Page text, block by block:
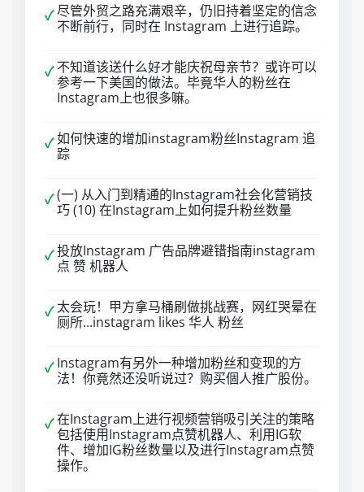
✓尽管外贸之路充满艰辛，仍旧持着坚定的信念
不断前行，同时在 Instagram 上进行追踪。
✓ 不知道该送什么好才能庆祝母亲节？或许可以
参考一下美国的做法。毕竟华人的粉丝在
Instagram上也很多嘛。
✓如何快速的增加instagram粉丝Instagram 追
踪
✓(一) 从入门到精通的Instagram社会化营销技
巧 (10) 在Instagram上如何提升粉丝数量
✓投放Instagram 广告品牌避错指南instagram
点 赞 机器人
✓ 太会玩！甲方拿马桶刷做挑战赛，网红哭晕在
厕所...instagram likes 华人 粉丝
✓ Instagram有另外一种增加粉丝和变现的方
法！你竟然还没听说过？购买個人推广股份。
✓在Instagram上进行视频营销吸引关注的策略
包括使用Instagram点赞机器人、利用IG软
件、增加IG粉丝数量以及进行Instagram点赞
操作。